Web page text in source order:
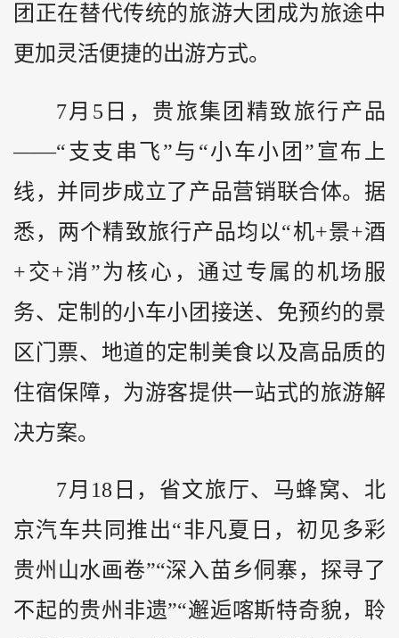
团正在替代传统的旅游大团成为旅途中
更加灵活便捷的出游方式。
7月5日，贵旅集团精致旅行产品
——“支支串飞”与“小车小团”宣布上
线，并同步成立了产品营销联合体。据
悉，两个精致旅行产品均以“机+景+酒
+交+消”为核心，通过专属的机场服
务、定制的小车小团接送、免预约的景
区门票、地道的定制美食以及高品质的
住宿保障，为游客提供一站式的旅游解
决方案。
7月18日，省文旅厅、马蜂窝、北
京汽车共同推出“非凡夏日，初见多彩
贵州山水画卷”“深入苗乡侗寨，探寻了
不起的贵州非遗”“邂逅喀斯特奇貌，聆